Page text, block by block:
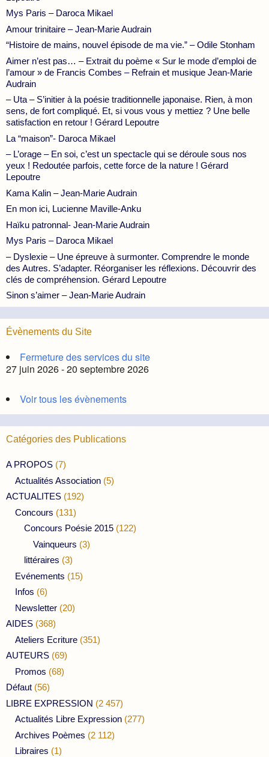
Mys Paris – Daroca Mikael
Amour trinitaire – Jean-Marie Audrain
“Histoire de mains, nouvel épisode de ma vie.” – Odile Stonham
Aimer n’est pas… – Extrait du poème « Sur le mode d’emploi de
l’amour » de Francis Combes – Refrain et musique Jean-Marie
Audrain
– Uta – S’initier à la poésie traditionnelle japonaise. Rien, à mon
sens, de fort compliqué. Et, si vous vous y mettiez ? Une belle
satisfaction en retour ! Gérard Lepoutre
La “maison”- Daroca Mikael
– L’orage – En soi, c’est un spectacle qui se déroule sous nos
yeux ! Redoutée parfois, cette force de la nature ! Gérard
Lepoutre
Kama Kalin – Jean-Marie Audrain
En mon ici, Lucienne Maville-Anku
Haïku patronnal- Jean-Marie Audrain
Mys Paris – Daroca Mikael
– Dyslexie – Une épreuve à surmonter. Comprendre le monde
des Autres. S’adapter. Réorganiser les réflexions. Découvrir des
clés de compréhension. Gérard Lepoutre
Sinon s’aimer – Jean-Marie Audrain
Évènements du Site
Fermeture des services du site
27 juin 2026 - 20 septembre 2026
Voir tous les évènements
Catégories des Publications
A PROPOS (7)
Actualités Association (5)
ACTUALITES (192)
Concours (131)
Concours Poésie 2015 (122)
Vainqueurs (3)
littéraires (3)
Evénements (15)
Infos (6)
Newsletter (20)
AIDES (368)
Ateliers Ecriture (351)
AUTEURS (69)
Promos (68)
Défaut (56)
LIBRE EXPRESSION (2 457)
Actualités Libre Expression (277)
Archives Poèmes (2 112)
Libraires (1)